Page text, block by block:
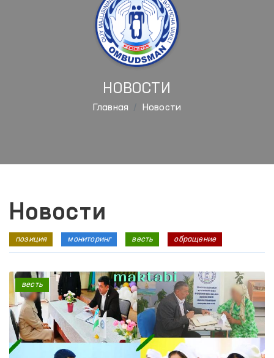
НОВОСТИ
Главная Новости
Новости
позиция мониторинг весть обращение
весть